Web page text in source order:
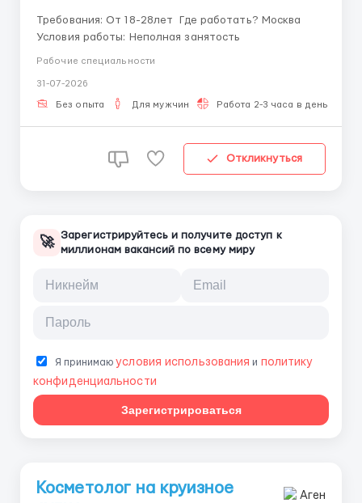
Требования: От 18-28лет Где работать? Москва
Условия работы: Неполная занятость
Рабочие специальности
31-07-2026
Без опыта Для мужчин Работа 2-3 часа в день
Откликнуться
🚀 Зарегистрируйтесь и получите доступ к
миллионам вакансий по всему миру
Я принимаюусловия использования и политику
конфиденциальности
Зарегистрироваться
Косметолог на круизное